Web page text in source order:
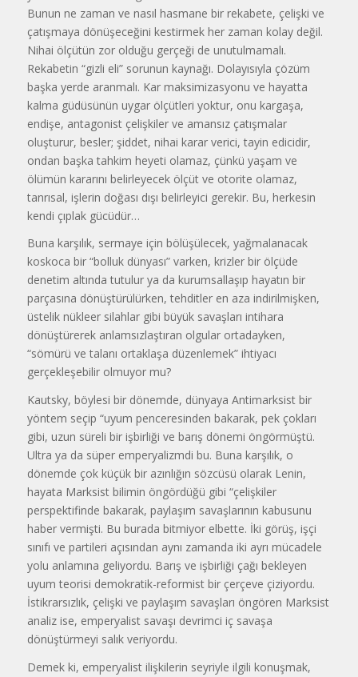
Bunun ne zaman ve nasıl hasmane bir rekabete, çelişki ve
çatışmaya dönüşeceğini kestirmek her zaman kolay değil.
Nihai ölçütün zor olduğu gerçeği de unutulmamalı.
Rekabetin “gizli eli” sorunun kaynağı. Dolayısıyla çözüm
başka yerde aranmalı. Kar maksimizasyonu ve hayatta
kalma güdüsünün uygar ölçütleri yoktur, onu kargaşa,
endişe, antagonist çelişkiler ve amansız çatışmalar
oluşturur, besler; şiddet, nihai karar verici, tayin edicidir,
ondan başka tahkim heyeti olamaz, çünkü yaşam ve
ölümün kararını belirleyecek ölçüt ve otorite olamaz,
tanrısal, işlerin doğası dışı belirleyici gerekir. Bu, herkesin
kendi çıplak gücüdür…
Buna karşılık, sermaye için bölüşülecek, yağmalanacak
koskoca bir “bolluk dünyası” varken, krizler bir ölçüde
denetim altında tutulur ya da kurumsallaşıp hayatın bir
parçasına dönüştürülürken, tehditler en aza indirilmişken,
üstelik nükleer silahlar gibi büyük savaşları intihara
dönüştürerek anlamsızlaştıran olgular ortadayken,
“sömürü ve talanı ortaklaşa düzenlemek” ihtiyacı
gerçekleşebilir olmuyor mu?
Kautsky, böylesi bir dönemde, dünyaya Antimarksist bir
yöntem seçip “uyum penceresinden bakarak, pek çokları
gibi, uzun süreli bir işbirliği ve barış dönemi öngörmüştü.
Ultra ya da süper emperyalizmdi bu. Buna karşılık, o
dönemde çok küçük bir azınlığın sözcüsü olarak Lenin,
hayata Marksist bilimin öngördüğü gibi “çelişkiler
perspektifinde bakarak, paylaşım savaşlarının kabusunu
haber vermişti. Bu burada bitmiyor elbette. İki görüş, işçi
sınıfı ve partileri açısından aynı zamanda iki ayrı mücadele
yolu anlamına geliyordu. Barış ve işbirliği çağı bekleyen
uyum teorisi demokratik-reformist bir çerçeve çiziyordu.
İstikrarsızlık, çelişki ve paylaşım savaşları öngören Marksist
analiz ise, emperyalist savaşı devrimci iç savaşa
dönüştürmeyi salık veriyordu.
Demek ki, emperyalist ilişkilerin seyriyle ilgili konuşmak,